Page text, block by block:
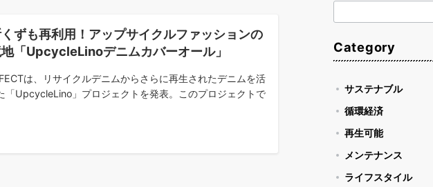
ずも再利用！アップサイクルファッションの
「UpcycleLinoデニムカバーオール」
は、リサイクルデニムからさらに再生されたデニムを活
「UpcycleLino」プロジェクトを発表。このプロジェクトで
索
Category
サステナブル
循環経済
再生可能
メンテナンス
ライフスタイル